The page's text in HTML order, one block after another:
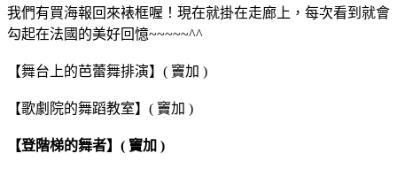
我們有買海報回來裱框喔！現在就掛在走廊上，每次看到就會
勾起在法國的美好回憶~~~~~^^
【舞台上的芭蕾舞排演】( 竇加 )
【歌劇院的舞蹈教室】( 竇加 )
【登階梯的舞者】( 竇加 )